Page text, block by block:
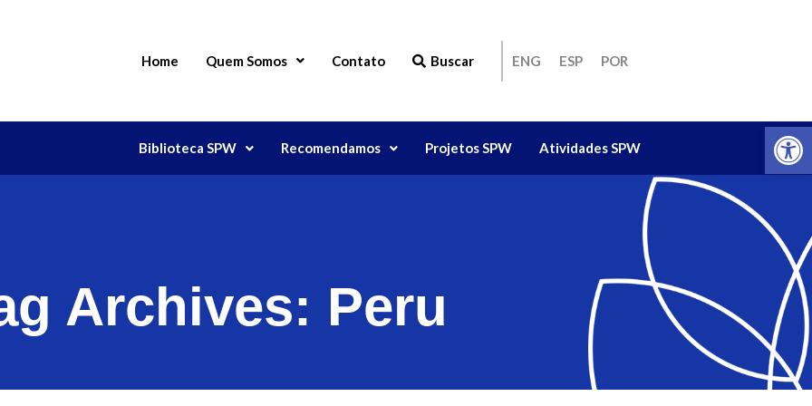
Home Quem Somos Contato Buscar ENG ESP POR
Biblioteca SPW Recomendamos Projetos SPW Atividades SPW
Archives: Peru